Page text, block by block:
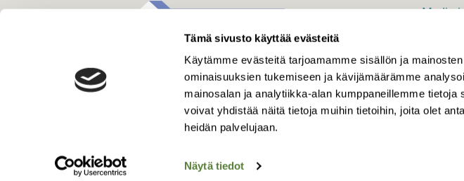
Tämä sivusto käyttää evästeitä
Käytämme evästeitä tarjoamamme sisällön ja
ominaisuuksien tukemiseen ja kävijämäärämme
mainosalan ja analytiikka-alan kumppaneillemme
voivat yhdistää näitä tietoja muihin tietoihin, joita olet
heidän palvelujaan.
Näytä tiedot